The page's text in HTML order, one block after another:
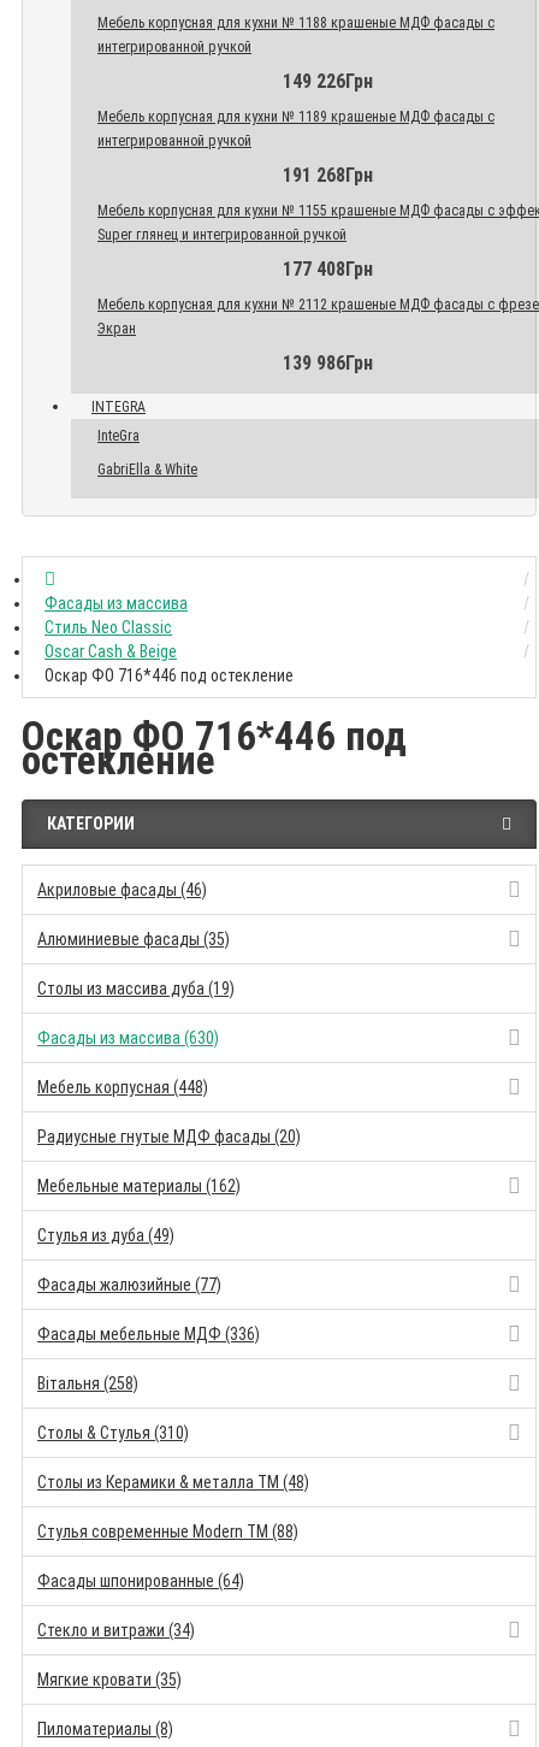
Мебель корпусная для кухни № 1188 крашеные МДФ фасады с
интегрированной ручкой
149 226Грн
Мебель корпусная для кухни № 1189 крашеные МДФ фасады с
интегрированной ручкой
191 268Грн
Мебель корпусная для кухни № 1155 крашеные МДФ фасады с
Super глянец и интегрированной ручкой
177 408Грн
Мебель корпусная для кухни № 2112 крашеные МДФ фасады с
Экран
139 986Грн
INTEGRA
InteGra
GabriElla & White
Фасады из массива
Стиль Neo Classic
Oscar Cash & Beige
Оскар ФО 716*446 под остекление
Оскар ФО 716*446 под
остекление
КАТЕГОРИИ
Акриловые фасады (46)
Алюминиевые фасады (35)
Столы из массива дуба (19)
Фасады из массива (630)
Мебель корпусная (448)
Радиусные гнутые МДФ фасады (20)
Мебельные материалы (162)
Стулья из дуба (49)
Фасады жалюзийные (77)
Фасады мебельные МДФ (336)
Вітальня (258)
Столы & Стулья (310)
Столы из Керамики & металла TM (48)
Стулья современные Modern TM (88)
Фасады шпонированные (64)
Стекло и витражи (34)
Мягкие кровати (35)
Пиломатериалы (8)